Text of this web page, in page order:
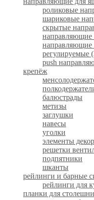
роликовые
шариковые
скрытые
направляющие
направляющие
регулируемые
push
крепёж
балюстрады
метизы
заглушки
навесы
уголки
элементы
решетки
подпятники
шканты
рейлинги и барные
рейлинги для
планки для